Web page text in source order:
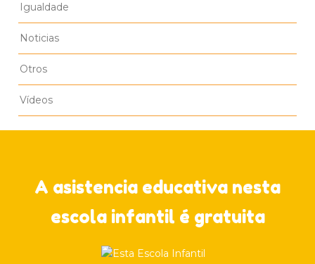
Igualdade
Noticias
Otros
Vídeos
A asistencia educativa nesta
escola infantil é gratuita